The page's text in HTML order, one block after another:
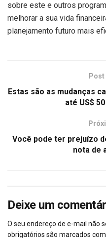
sobre este e outros
melhorar a sua vida
planejamento futuro mais
Estas são as mudanças
até US$
Você pode ter prejuízo
nota de
Deixe um
O seu endereço de e-mail não
obrigatórios são marcados com